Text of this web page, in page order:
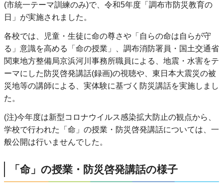
(市統一テーマ訓練のみ)で、令和5年度「調布市防災教育の
日」が実施されました。
各校では、児童・生徒に命の尊さや「自らの命は自らが守
る」意識を高める「命の授業」、調布消防署員・国土交通省
関東地方整備局京浜河川事務所職員による、地震・水害をテ
ーマにした防災啓発講話(録画)の視聴や、東日本大震災の被
災地等の講師による、実体験に基づく防災講話を実施しまし
た。
(注)今年度は新型コロナウイルス感染拡大防止の観点から、
学校で行われた「命」の授業・防災啓発講話については、一
般公開は行いませんでした。
「命」の授業・防災啓発講話の様子